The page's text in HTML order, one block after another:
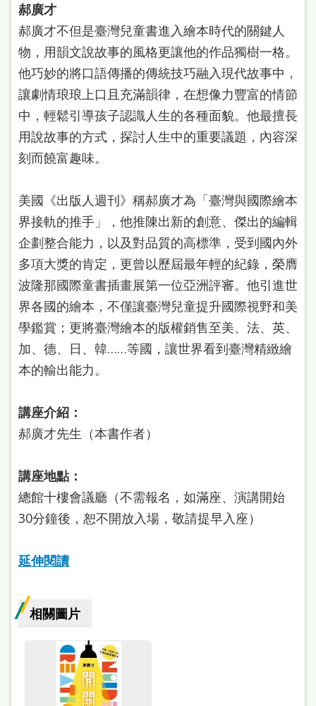
台
北
通
陳
情
系
統
日
本
語
隱
私
權
及
站
安
政
策
府
站
郝廣才
郝廣才不但是臺灣兒童書進入繪本時代的關鍵人
物，用韻文說故事的風格更讓他的作品獨樹一格。
他巧妙的將口語傳播的傳統技巧融入現代故事中，
讓劇情琅琅上口且充滿韻律，在想像力豐富的情節
中，輕鬆引導孩子認識人生的各種面貌。他最擅長
用說故事的方式，探討人生中的重要議題，內容深
刻而饒富趣味。
美國《出版人週刊》稱郝廣才為「臺灣與國際繪本
界接軌的推手」，他推陳出新的創意、傑出的編輯
企劃整合能力，以及對品質的高標準，受到國內外
多項大獎的肯定，更曾以歷屆最年輕的紀錄，榮膺
波隆那國際童書插畫展第一位亞洲評審。他引進世
界各國的繪本，不僅讓臺灣兒童提升國際視野和美
學鑑賞；更將臺灣繪本的版權銷售至美、法、英、
加、德、日、韓……等國，讓世界看到臺灣精緻繪
本的輸出能力。
講座介紹：
郝廣才先生（本書作者）
講座地點：
總館十樓會議廳（不需報名，如滿座、演講開始
30分鐘後，恕不開放入場，敬請提早入座）
延伸閱讀
相關圖片